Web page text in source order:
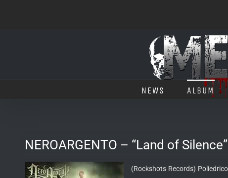
NEWS ALBUM
NEROARGENTO – “Land of Silence”
(Rockshots Records)